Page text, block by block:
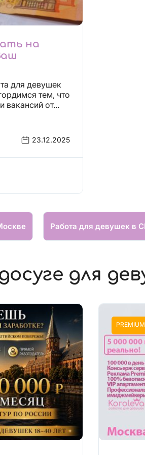
на
для девушек
тем, что
вакансий от...
23.12.2025
Работа для девушек в
для
PREMIUM